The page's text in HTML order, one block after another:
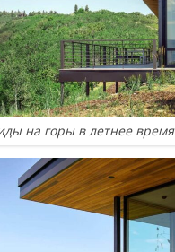
на горы в летнее время